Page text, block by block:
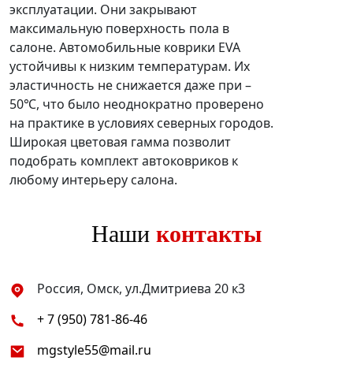
эксплуатации. Они закрывают
максимальную поверхность пола в
салоне. Автомобильные коврики EVA
устойчивы к низким температурам. Их
эластичность не снижается даже при –
50℃, что было неоднократно проверено
на практике в условиях северных городов.
Широкая цветовая гамма позволит
подобрать комплект автоковриков к
любому интерьеру салона.
Наши контакты
Россия, Омск, ул.Дмитриева 20 к3
+ 7 (950) 781-86-46
mgstyle55@mail.ru